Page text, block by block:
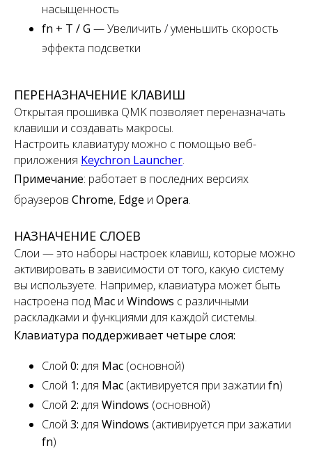
насыщенность
fn + T / G — Увеличить / уменьшить скорость
эффекта подсветки
ПЕРЕНАЗНАЧЕНИЕ КЛАВИШ
Открытая прошивка QMK позволяет переназначать
клавиши и создавать макросы.
Настроить клавиатуру можно с помощью веб-
приложения Keychron Launcher.
Примечание: работает в последних версиях
браузеров Chrome, Edge и Opera.
НАЗНАЧЕНИЕ СЛОЕВ
Слои — это наборы настроек клавиш, которые можно
активировать в зависимости от того, какую систему
вы используете. Например, клавиатура может быть
настроена под Mac и Windows с различными
раскладками и функциями для каждой системы.
Клавиатура поддерживает четыре слоя:
Слой 0: для Mac (основной)
Слой 1: для Mac (активируется при зажатии fn)
Слой 2: для Windows (основной)
Слой 3: для Windows (активируется при зажатии
fn)